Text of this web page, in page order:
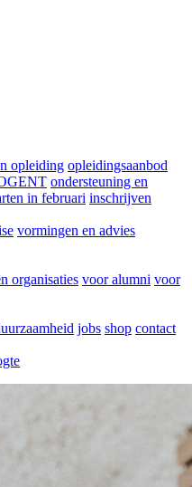
opleiding opleidingsaanbod
ondersteuning en
in februari inschrijven
vormingen en advies
organisaties voor alumni voor
jobs shop contact